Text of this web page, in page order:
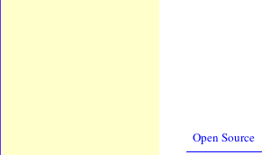
Open Source